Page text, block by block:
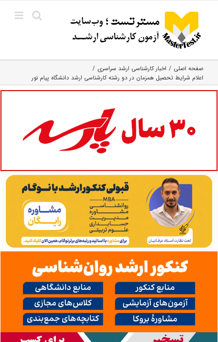
content
صفحه اصلی
اخبار کارشناسی ارشد سراسری
اعلام شرایط تحصیل همزمان در دو رشته کارشناسی ارشد دانشگاه پیام نور